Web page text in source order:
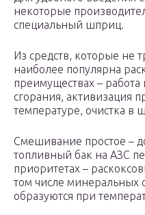
некоторые
специальный шприц.
Из средств, которые не
наиболее популярна
преимуществах –
сгорания, активизация
температуре, очистка в
Смешивание простое –
топливный бак на АЗС
приоритетах –
том числе минеральных
образуются при